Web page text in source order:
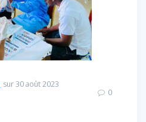
sur 30 août 2023
0